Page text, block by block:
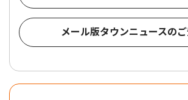
メール版タウンニュースの